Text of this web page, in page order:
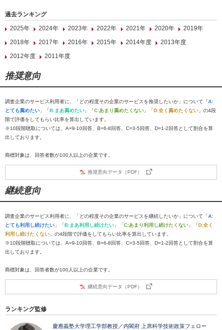
過去ランキング
2025年
2024年 2023年 2022年 2021年 2020年
2019年
2018年
2017年 2016年 2015年 2014年度
2013年度
2012年度
2011年度
推奨意向
調査企業のサービス利用者に、「どの程度その企業のサービスを推奨したいか」について「A:
とても薦めたい 」「B:まあ薦めたい 」「C:あまり薦めたくない 」「D:全く薦めたくない 」の4段
階で評価をしてもらい比率を算出しています。
※10段階聴取については、A=9-10回答、B=6-8回答、C=3-5回答、D=1-2回答として割合を算
出しております。
商標対象は、回答者数が100人以上の企業です。
推奨意向データ（PDF）
継続意向
調査企業のサービス利用者に、「どの程度その企業のサービスを継続したいか」について「A:
とても利用し続けたい 」「B:まあ利用し続けたい 」「C:あまり利用し続けたくない 」「D:全く
利用し続けたくない 」の4段階で評価をしてもらい比率を算出しています。
※10段階聴取については、A=9-10回答、B=6-8回答、C=3-5回答、D=1-2回答として割合を算
出しております。
商標対象は、回答者数が100人以上の企業です。
継続意向データ（PDF）
ランキング監修
慶應義塾大学理工学部教授／内閣府 上席科学技術政策フェロー